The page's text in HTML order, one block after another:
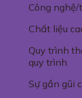
Công
Chất liệu
Quy trình
quy trình
Sự gần gũi